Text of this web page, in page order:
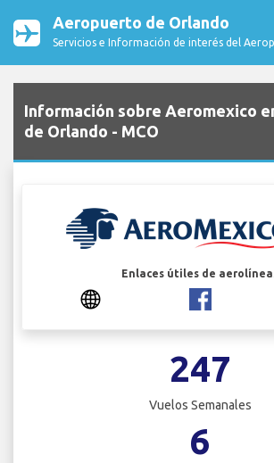
Aeropuerto de Orlando
Servicios e Información de interés del
Información sobre Aeromexico
de Orlando - MCO
Enlaces útiles de
247
Vuelos Semanales
6